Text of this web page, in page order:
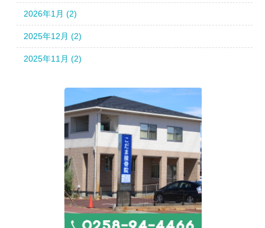
2026年1月 (2)
2025年12月 (2)
2025年11月 (2)